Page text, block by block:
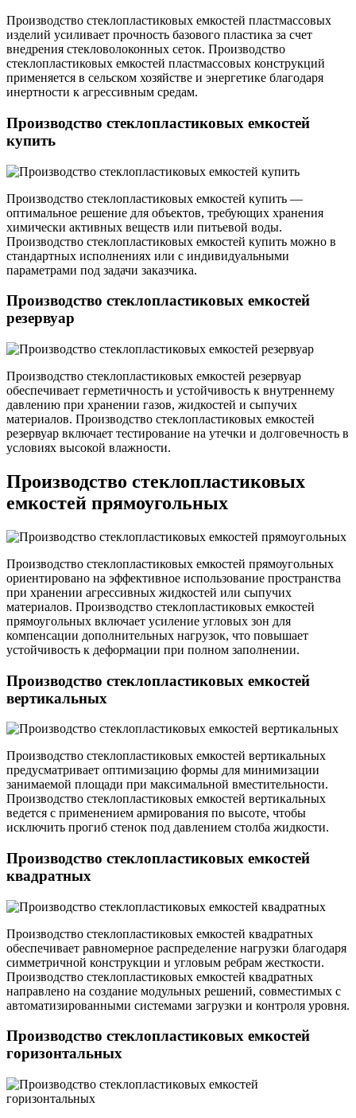
Производство стеклопластиковых емкостей пластмассовых
изделий усиливает прочность базового пластика за счет
внедрения стекловолоконных сеток. Производство
стеклопластиковых емкостей пластмассовых конструкций
применяется в сельском хозяйстве и энергетике благодаря
инертности к агрессивным средам.
Производство стеклопластиковых емкостей
купить
Производство стеклопластиковых емкостей купить —
оптимальное решение для объектов, требующих хранения
химически активных веществ или питьевой воды.
Производство стеклопластиковых емкостей купить можно в
стандартных исполнениях или с индивидуальными
параметрами под задачи заказчика.
Производство стеклопластиковых емкостей
резервуар
Производство стеклопластиковых емкостей резервуар
обеспечивает герметичность и устойчивость к внутреннему
давлению при хранении газов, жидкостей и сыпучих
материалов. Производство стеклопластиковых емкостей
резервуар включает тестирование на утечки и долговечность в
условиях высокой влажности.
Производство стеклопластиковых
емкостей прямоугольных
Производство стеклопластиковых емкостей прямоугольных
ориентировано на эффективное использование пространства
при хранении агрессивных жидкостей или сыпучих
материалов. Производство стеклопластиковых емкостей
прямоугольных включает усиление угловых зон для
компенсации дополнительных нагрузок, что повышает
устойчивость к деформации при полном заполнении.
Производство стеклопластиковых емкостей
вертикальных
Производство стеклопластиковых емкостей вертикальных
предусматривает оптимизацию формы для минимизации
занимаемой площади при максимальной вместительности.
Производство стеклопластиковых емкостей вертикальных
ведется с применением армирования по высоте, чтобы
исключить прогиб стенок под давлением столба жидкости.
Производство стеклопластиковых емкостей
квадратных
Производство стеклопластиковых емкостей квадратных
обеспечивает равномерное распределение нагрузки благодаря
симметричной конструкции и угловым ребрам жесткости.
Производство стеклопластиковых емкостей квадратных
направлено на создание модульных решений, совместимых с
автоматизированными системами загрузки и контроля уровня.
Производство стеклопластиковых емкостей
горизонтальных